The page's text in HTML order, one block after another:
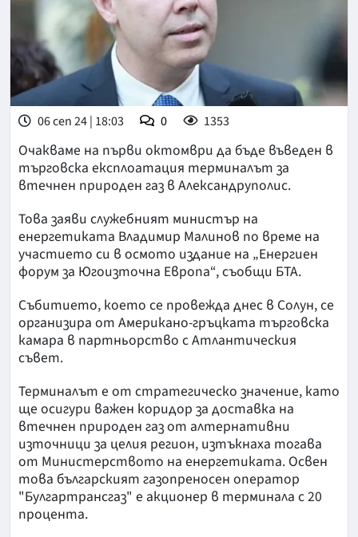
06 сеп 24 | 18:03 0 1353
Очакваме на първи октомври да бъде въведен в
търговска експлоатация терминалът за
втечнен природен газ в Александруполис.
Това заяви служебният министър на
енергетиката Владимир Малинов по време на
участието си в осмото издание на „Енергиен
форум за Югоизточна Европа“, съобщи БТА.
Събитието, което се провежда днес в Солун, се
организира от Американо-гръцката търговска
камара в партньорство с Атлантическия
съвет.
Терминалът е от стратегическо значение, като
ще осигури важен коридор за доставка на
втечнен природен газ от алтернативни
източници за целия регион, изтъкнаха тогава
от Министерството на енергетиката. Освен
това българският газопреносен оператор
"Булгартрансгаз" е акционер в терминала с 20
процента.